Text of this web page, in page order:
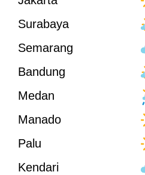
Surabaya
Semarang
Bandung
Medan
Manado
Palu
Kendari